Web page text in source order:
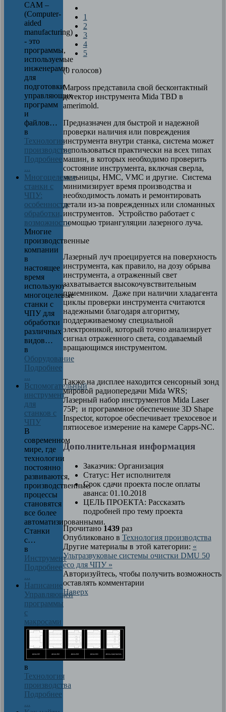
1
2
3
4
5
(0 голосов)
Marposs представила свой бесконтактный
детектор инструмента Mida TBD в
amerimold.
Предназначен для быстрой и надежной
проверки наличия или повреждения
инструмента внутри станка, система может
использоваться практически на всех типах
машин, в которых необходимо проверить
состояние инструмента, включая сверла,
мельницы, HMC, VMC и другие. Система
минимизирует время производства и
необходимость ломать и ремонтировать
детали из-за поврежденных или сломанных
инструментов. Устройство работает с
помощью триангуляции лазерного луча.
Лазерный луч проецируется на поверхность
инструмента, как правило, на дозу обрыва
инструмента, а отраженный свет
захватывается высокочувствительным
приемником. Даже при наличии хладагента
циклы проверки инструмента считаются
надежными благодаря алгоритму,
поддерживаемому специальной
электроникой, который точно анализирует
сигнал отраженного света, создаваемый
вращающимся инструментом.
Также на дисплее находится сенсорный зонд
мировой радиопередачи Mida WRS;
Лазерный набор инструментов Mida Laser
75P; и программное обеспечение 3D Shape
Inspector, которое обеспечивает трехосевое и
пятиосевое измерение на камере Capps-NC.
Дополнительная информация
Заказчик: Организация
Статус: Нет исполнителя
Срок сдачи проекта после оплаты
аванса: 01.10.2018
ЦЕЛЬ ПРОЕКТА: Рассказать
подробней про тему проекта
Прочитано 1439раз
Опубликовано в Технология производства
Другие материалы в этой категории: «
Ультразвуковые системы очистки DMU 50
eco для ЧПУ »
Авторизуйтесь, чтобы получить возможность
оставлять комментарии
Наверх
CAM –
(Computer-
aided
manufacturing)
- это
программы,
используемые
инженерами
для
подготовки
управляющих
программ
и
файлов…
в
Технология
производства
Подробнее
...
Многоцелевые
станки с
ЧПУ:
особенности
обработки,
возможности
Многие
производственные
компании
в
настоящее
время
используют
многоцелевые
станки с
ЧПУ для
обработки
различных
видов…
в
Оборудование
Подробнее
...
Вспомогательный
инструмент
для
станков с
ЧПУ
В
современном
мире, где
технологии
постоянно
развиваются,
производственные
процессы
становятся
все более
автоматизированными.
Станки
с…
в
Инструмент
Подробнее
...
Написание
Управляющей
программы
с
макросами
в
Технология
производства
Подробнее
...